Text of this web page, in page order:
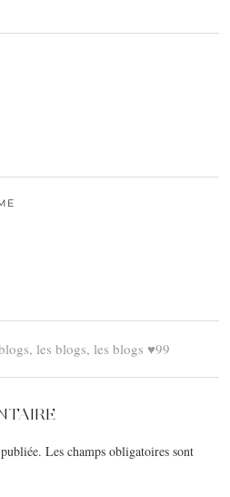
les blogs, les blogs ♥99
Les champs obligatoires sont